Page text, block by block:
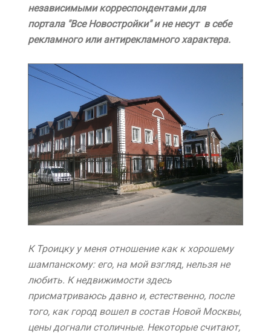
независимыми корреспондентами для
портала "Все Новостройки" и не несут в себе
рекламного или антирекламного характера.
К Троицку у меня отношение как к хорошему
шампанскому: его, на мой взгляд, нельзя не
любить. К недвижимости здесь
присматриваюсь давно и, естественно, после
того, как город вошел в состав Новой Москвы,
цены догнали столичные. Некоторые считают,